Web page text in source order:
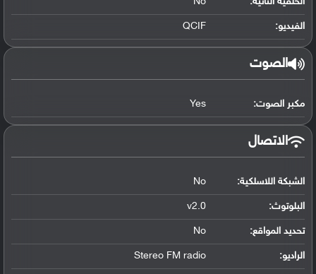
الفيديو: QCIF
الصوت
مكبر الصوت: Yes
الاتصال
الشبكة اللاسلكية: No
البلوتوث:
v2.0
تحديد المواقع:
No
الراديو: Stereo FM radio